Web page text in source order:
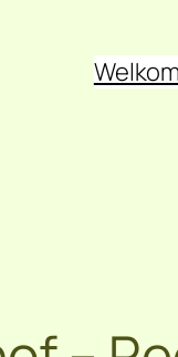
Welkom